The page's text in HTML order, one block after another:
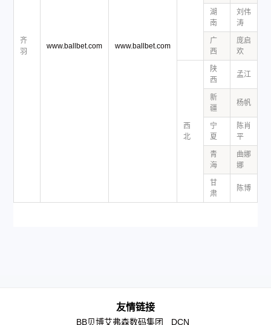
齐
羽
www.ballbet.com www.ballbet.com
湖
南
刘伟
涛
广
西
庞启
欢
西
北
陕
西
孟江
新
疆
杨帆
宁
夏
陈肖
平
青
海
曲娜
娜
甘
肃
陈博
友情链接
BB贝博艾弗森数码集团 DCN